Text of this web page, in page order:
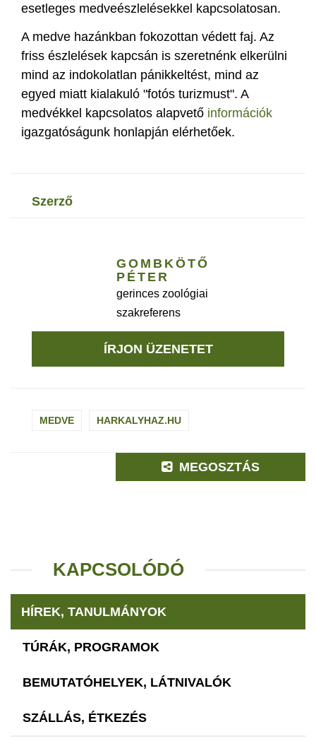
esetleges medveészlelésekkel kapcsolatosan.
A medve hazánkban fokozottan védett faj. Az
friss észlelések kapcsán is szeretnénk elkerülni
mind az indokolatlan pánikkeltést, mind az
egyed miatt kialakuló "fotós turizmust". A
medvékkel kapcsolatos alapvető információk
igazgatóságunk honlapján elérhetőek.
szerző
GOMBKÖTŐ
PÉTER
gerinces zoológiai
szakreferens
ÍRJON ÜZENETET
MEDVE HARKALYHAZ.HU
MEGOSZTÁS
KAPCSOLÓDÓ
HÍREK, TANULMÁNYOK
TÚRÁK, PROGRAMOK
BEMUTATÓHELYEK, LÁTNIVALÓK
SZÁLLÁS, ÉTKEZÉS